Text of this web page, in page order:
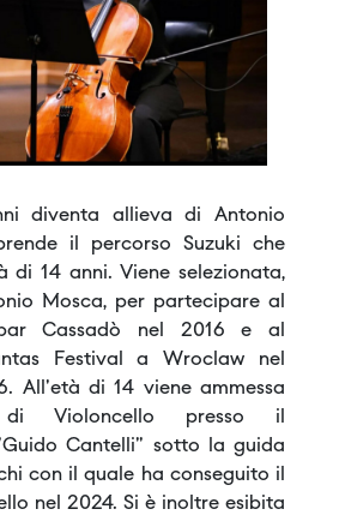
diventa allieva di Antonio
il percorso Suzuki che
di 14 anni. Viene selezionata,
Mosca, per partecipare al
Cassadò nel 2016 e al
Festival a Wroclaw nel
All'età di 14 viene ammessa
Violoncello presso il
Cantelli" sotto la guida
con il quale ha conseguito il
nel 2024. Si è inoltre esibita